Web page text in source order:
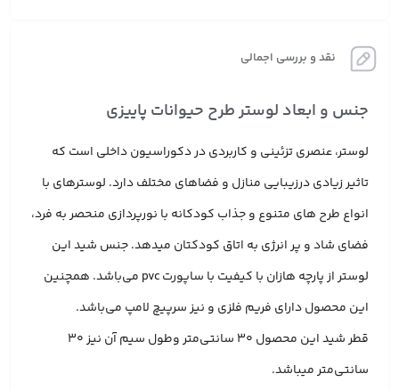
نقد و بررسی اجمالی
جنس و ابعاد لوستر طرح حیوانات پاییزی
لوستر، عنصری تزئینی و کاربردی در دکوراسیون داخلی است که
تاثیر زیادی درزیبایی منازل و فضاهای مختلف دارد. لوسترهای با
انواع طرح های متنوع و جذاب کودکانه با نورپردازی منحصر به فرد،
فضای شاد و پر انرژی به اتاق کودکتان میدهد. جنس شید این
لوستر از پارچه هازان با کیفیت با ساپورت pvc می‌باشد. همچنین
این محصول دارای فریم فلزی و نیز سرپیچ لامپ می‌باشد.
قطر شید این محصول 30 سانتی‌متر وطول سیم آن نیز 30
سانتی‌متر میباشد.